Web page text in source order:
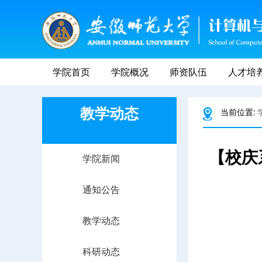
学院首页 学院概况 师资队伍 人才培
教学动态
学院新闻
通知公告
教学动态
科研动态
当前位置:
【校